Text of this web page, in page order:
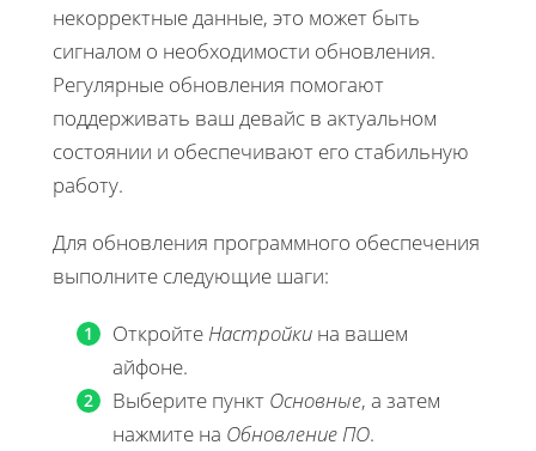
некорректные данные, это может быть
сигналом о необходимости обновления.
Регулярные обновления помогают
поддерживать ваш девайс в актуальном
состоянии и обеспечивают его стабильную
работу.
Для обновления программного обеспечения
выполните следующие шаги:
Откройте Настройки на вашем
айфоне.
Выберите пункт Основные, а затем
нажмите на Обновление ПО.